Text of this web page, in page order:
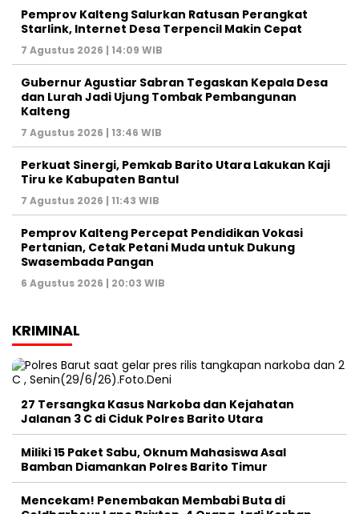
Pemprov Kalteng Salurkan Ratusan Perangkat
Starlink, Internet Desa Terpencil Makin Cepat
7 Agustus 2026 | 14:09 WIB
Gubernur Agustiar Sabran Tegaskan Kepala Desa
dan Lurah Jadi Ujung Tombak Pembangunan
Kalteng
7 Agustus 2026 | 13:46 WIB
Perkuat Sinergi, Pemkab Barito Utara Lakukan Kaji
Tiru ke Kabupaten Bantul
7 Agustus 2026 | 11:43 WIB
Pemprov Kalteng Percepat Pendidikan Vokasi
Pertanian, Cetak Petani Muda untuk Dukung
Swasembada Pangan
6 Agustus 2026 | 20:03 WIB
KRIMINAL
27 Tersangka Kasus Narkoba dan Kejahatan
Jalanan 3 C di Ciduk Polres Barito Utara
Miliki 15 Paket Sabu, Oknum Mahasiswa Asal
Bamban Diamankan Polres Barito Timur
Mencekam! Penembakan Membabi Buta di